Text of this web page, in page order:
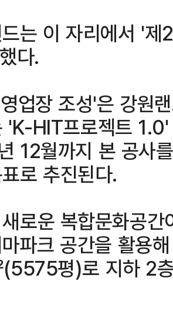
는 이 자리에서 '
다.
업장 조성'은 강원
'K-HIT프로젝트
12월까지 본 공사
로 추진된다.
로운 복합문화공
파크 공간을 활용
평)로 지하 2